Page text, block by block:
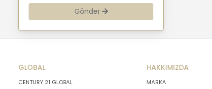
müşterilerimiz, şirket
hissedarlarımız,
ziyaretçilerimiz ve
üçüncü kişiler başta
işlenen kişilerin
bilgilendirilerek
Gönder
GLOBAL
CENTURY 21 GLOBAL
HAKKIMIZDA
MARKA